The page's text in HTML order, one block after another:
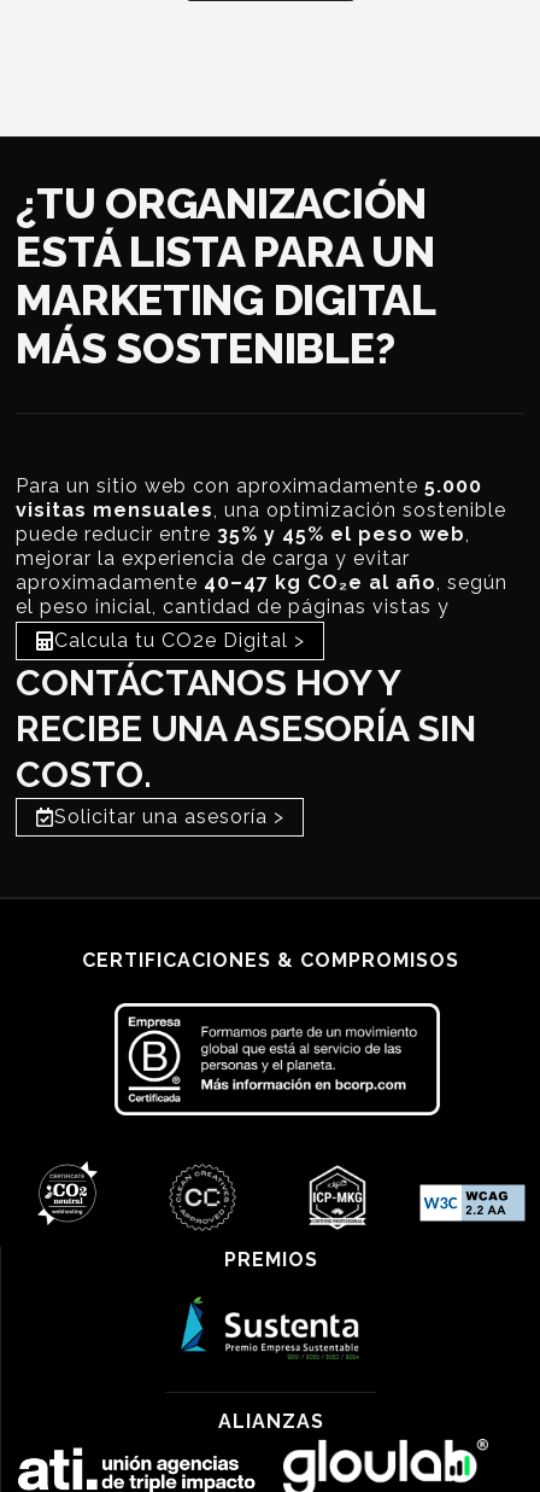
¿TU ORGANIZACIÓN
ESTÁ LISTA PARA UN
MARKETING DIGITAL
MÁS SOSTENIBLE?
Para un sitio web con aproximadamente5.000
visitas mensuales, una optimización sostenible
puede reducir entre 35% y 45% el peso web,
mejorar la experiencia de carga y evitar
aproximadamente 40–47 kg CO₂e al año, según
el peso inicial, cantidad de páginas vistas y
eficiencia del hosting.
Calcula tu CO2e Digital >
CONTÁCTANOS HOY Y
RECIBE UNA ASESORÍA SIN
COSTO.
Solicitar una asesoría >
CERTIFICACIONES & COMPROMISOS
PREMIOS
ALIANZAS